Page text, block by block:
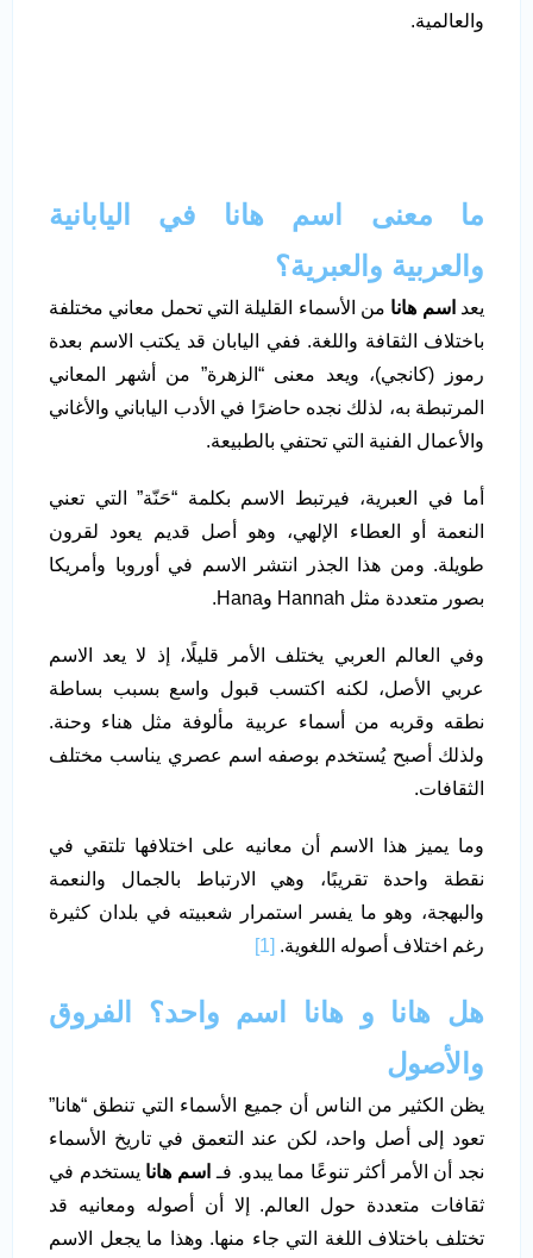
والعالمية.
ما معنى اسم هانا في اليابانية
والعربية والعبرية؟
يعد اسم هانا من الأسماء القليلة التي تحمل معاني مختلفة
باختلاف الثقافة واللغة. ففي اليابان قد يكتب الاسم بعدة
رموز (كانجي)، ويعد معنى “الزهرة” من أشهر المعاني
المرتبطة به، لذلك نجده حاضرًا في الأدب الياباني والأغاني
والأعمال الفنية التي تحتفي بالطبيعة.
أما في العبرية، فيرتبط الاسم بكلمة “حَنّة” التي تعني
النعمة أو العطاء الإلهي، وهو أصل قديم يعود لقرون
طويلة. ومن هذا الجذر انتشر الاسم في أوروبا وأمريكا
بصور متعددة مثل Hannah وHana.
وفي العالم العربي يختلف الأمر قليلًا، إذ لا يعد الاسم
عربي الأصل، لكنه اكتسب قبول واسع بسبب بساطة
نطقه وقربه من أسماء عربية مألوفة مثل هناء وحنة.
ولذلك أصبح يُستخدم بوصفه اسم عصري يناسب مختلف
الثقافات.
وما يميز هذا الاسم أن معانيه على اختلافها تلتقي في
نقطة واحدة تقريبًا، وهي الارتباط بالجمال والنعمة
والبهجة، وهو ما يفسر استمرار شعبيته في بلدان كثيرة
رغم اختلاف أصوله اللغوية. [1]
هل هانا و هانا اسم واحد؟ الفروق
والأصول
يظن الكثير من الناس أن جميع الأسماء التي تنطق “هانا”
تعود إلى أصل واحد، لكن عند التعمق في تاريخ الأسماء
نجد أن الأمر أكثر تنوعًا مما يبدو. فـ اسم هانا يستخدم في
ثقافات متعددة حول العالم. إلا أن أصوله ومعانيه قد
تختلف باختلاف اللغة التي جاء منها. وهذا ما يجعل الاسم